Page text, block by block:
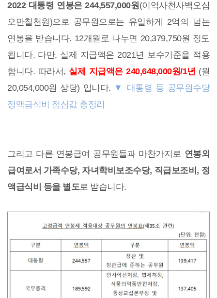
2022 대통령 연봉은 244,557,000원(이억사천사백오십
오만칠천원)으로 공무원으로는 유일하게 2억의 넘는
연봉을 받습니다. 12개월로 나누면 20,379,750원 정도
됩니다. 다만, 실제 지급액은 2021년 보수기준을 적용
합니다. 따라서, 실제 지급액은 240,648,000원/1년 (월
20,054,000원 상당) 입니다. ▼ 대통령 등 공무원수당
정액급식비 점심값 총정리
그리고 다른 연봉급여 공무원들과 마찬가지로 연봉외
급여로서 가족수당, 자녀학비보조수당, 직급보조비, 정
액급식비 등을 별도로 받습니다.